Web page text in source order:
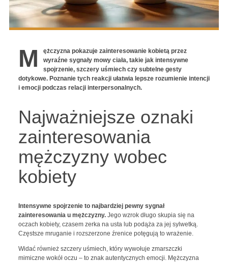
M
ężczyzna pokazuje zainteresowanie kobietą przez
wyraźne sygnały mowy ciała, takie jak intensywne
spojrzenie, szczery uśmiech czy subtelne gesty
dotykowe. Poznanie tych reakcji ułatwia lepsze rozumienie intencji
i emocji podczas relacji interpersonalnych.
Najważniejsze oznaki
zainteresowania
mężczyzny wobec
kobiety
Intensywne spojrzenie to najbardziej pewny sygnał
zainteresowania u mężczyzny.Jego wzrok długo skupia się na
oczach kobiety, czasem zerka na usta lub podąża za jej sylwetką.
Częstsze mruganie i rozszerzone źrenice potęgują to wrażenie.
Widać również szczery uśmiech, który wywołuje zmarszczki
mimiczne wokół oczu – to znak autentycznych emocji. Mężczyzna